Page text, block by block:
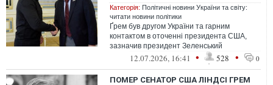
Категорія: Політичні новини України та світу:
читати новини політики
Ґрем був другом України та гарним
контактом в оточенні президента США,
зазначив президент Зеленський
12.07.2026, 16:41 • 528 • 0
ПОМЕР СЕНАТОР США ЛІНДСІ ГРЕМ